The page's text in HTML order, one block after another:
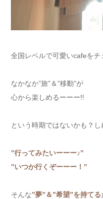
全国レベルで可愛いcafeをチ
なかなか”旅”＆”移動”が
心から楽しめるーーー!!
という時期ではないかも？
”行ってみたいーーー♪”
”いつか行くぞーーー！”
そんな”夢”＆”希望”を持てる